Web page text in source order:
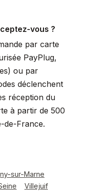
vous ?
par carte
PayPlug,
ou par
déclenchent
réception du
à partir de 500
de-France.
sur-Marne
Villejuif